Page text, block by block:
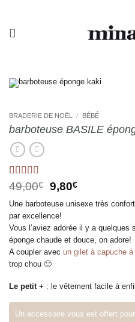
contenu
BRADERIE DE NOËL / BÉBÉ
barboteuse BASILE
Noté5sur 5
basé sur
1
notation
client
49,00€
Le
initial
était :
49,00€.
9,80€Le
actuel
9,80€.
Une barboteuse unisexe très
par excellence!
Vous l’aviez adorée il y a
éponge chaude et douce, on adore!
A coupler avec un gilet à capuche
trop chou 🙂
Le petit + : le vêtement facile à
Un accessoire vous est offert